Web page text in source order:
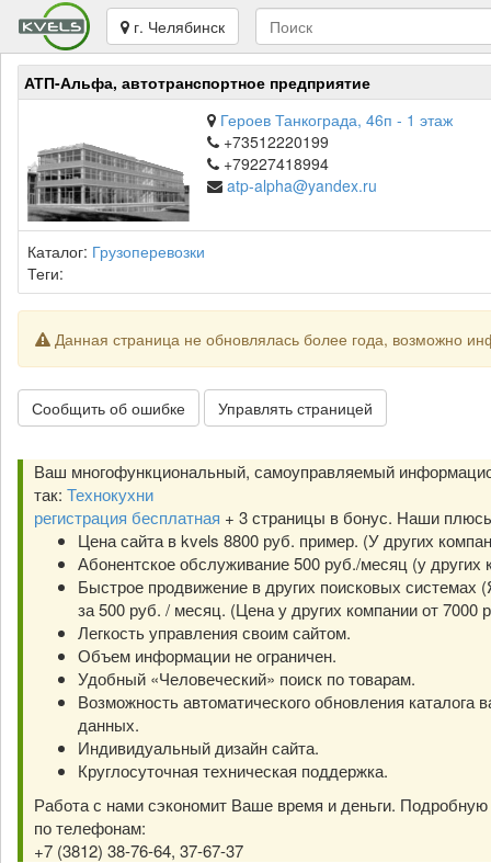
г. Челябинск
АТП-Альфа, автотранспортное предприятие
Героев Танкограда, 46п - 1 этаж
+73512220199
+79227418994
atp-alpha@yandex.ru
Каталог: Грузоперевозки
Теги:
Данная страница не обновлялась более года, возможно
Сообщить об ошибке Управлять страницей
Ваш многофункциональный, самоуправляемый
так: Технокухни
регистрация бесплатная + 3 страницы в бонус. Наши
Цена сайта в kvels 8800 руб. пример. (У других
Абонентское обслуживание 500 руб./месяц (у других
Быстрое продвижение в других поисковых системах
за 500 руб. / месяц. (Цена у других компании от 7000
Легкость управления своим сайтом.
Объем информации не ограничен.
Удобный «Человеческий» поиск по товарам.
Возможность автоматического обновления каталога
данных.
Индивидуальный дизайн сайта.
Круглосуточная техническая поддержка.
Работа с нами сэкономит Ваше время и деньги.
по телефонам:
+7 (3812) 38-76-64, 37-67-37